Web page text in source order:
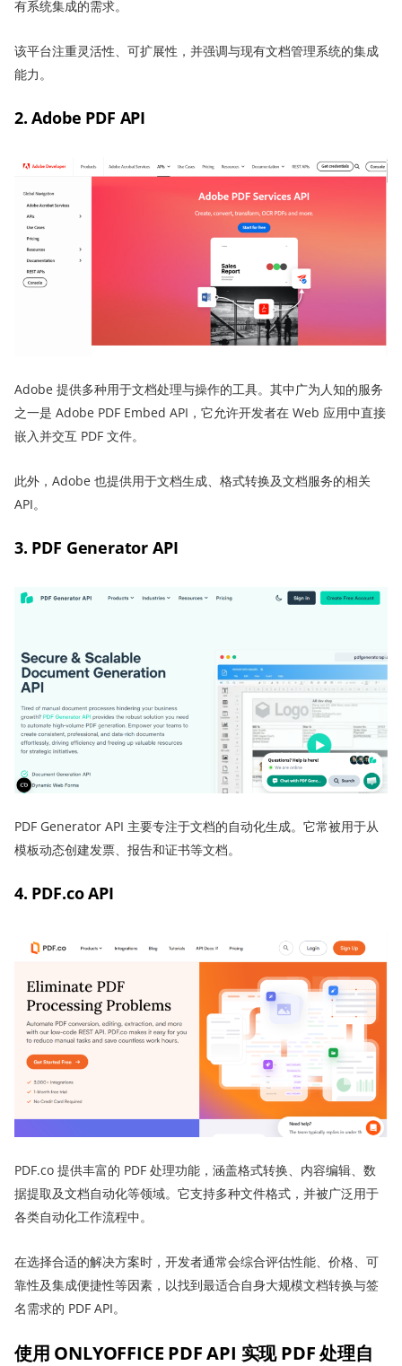
有系统集成的需求。
该平台注重灵活性、可扩展性，并强调与现有文档管理系统的集成
能力。
2. Adobe PDF API
Adobe 提供多种用于文档处理与操作的工具。其中广为人知的服务
之一是 Adobe PDF Embed API，它允许开发者在 Web 应用中直接
嵌入并交互 PDF 文件。
此外，Adobe 也提供用于文档生成、格式转换及文档服务的相关
API。
3. PDF Generator API
PDF Generator API 主要专注于文档的自动化生成。它常被用于从
模板动态创建发票、报告和证书等文档。
4. PDF.co API
PDF.co 提供丰富的 PDF 处理功能，涵盖格式转换、内容编辑、数
据提取及文档自动化等领域。它支持多种文件格式，并被广泛用于
各类自动化工作流程中。
在选择合适的解决方案时，开发者通常会综合评估性能、价格、可
靠性及集成便捷性等因素，以找到最适合自身大规模文档转换与签
名需求的 PDF API。
使用 ONLYOFFICE PDF API 实现 PDF 处理自